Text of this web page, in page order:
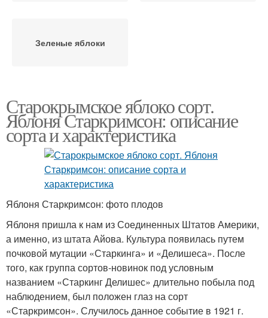
Зеленые яблоки
Старокрымское яблоко сорт.
Яблоня Старкримсон: описание
сорта и характеристика
Яблоня Старкримсон: фото плодов
Яблоня пришла к нам из Соединенных Штатов Америки,
а именно, из штата Айова. Культура появилась путем
почковой мутации «Старкинга» и «Делишеса». После
того, как группа сортов-новинок под условным
названием «Старкинг Делишес» длительно побыла под
наблюдением, был положен глаз на сорт
«Старкримсон». Случилось данное событие в 1921 г.